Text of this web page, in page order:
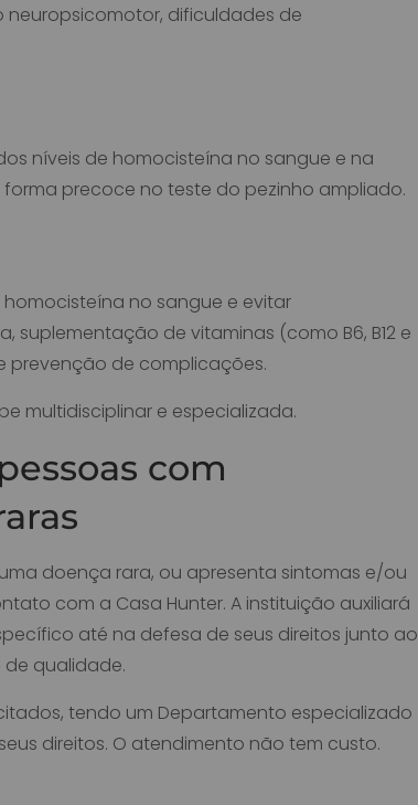
dificuldades de
níveis de homocisteína no sangue e na
precoce no teste do pezinho ampliado.
no sangue e evitar
de vitaminas (como B6, B12 e
prevenção de complicações.
multidisciplinar e especializada.
com
doença rara, ou apresenta sintomas e/ou
com a Casa Hunter. A instituição auxiliará
até na defesa de seus direitos junto ao
de qualidade.
tendo um Departamento especializado
direitos. O atendimento não tem custo.